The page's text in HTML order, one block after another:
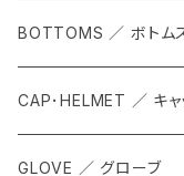
BOTTOMS ／ ボトム
CAP･HELMET ／ キャ
GLOVE ／ グローブ